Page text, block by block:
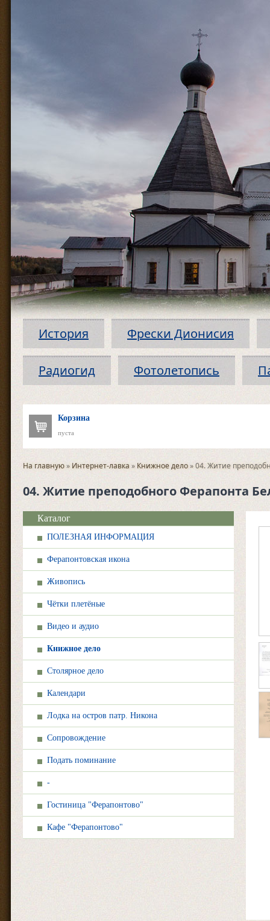
История Фрески Дионисия
Радиогид Фотолетопись
Корзина
пуста
На главную» Интернет-лавка» Книжное дело» 04. Житие
04. Житие преподобного Ферапонта
Каталог
ПОЛЕЗНАЯ ИНФОРМАЦИЯ
Ферапонтовская икона
Живопись
Чётки плетёные
Видео и аудио
Книжное дело
Столярное дело
Календари
Лодка на остров патр. Никона
Сопровождение
Подать поминание
-
Гостиница "Ферапонтово"
Кафе "Ферапонтово"